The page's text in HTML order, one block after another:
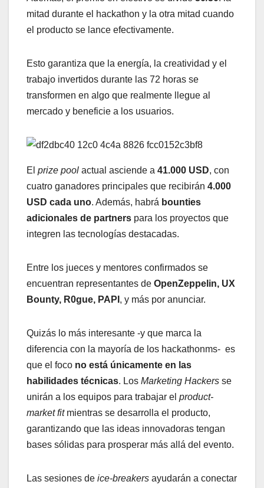
mitad durante el hackathon y la otra mitad cuando
el producto se lance efectivamente.
Esto garantiza que la energía, la creatividad y el
trabajo invertidos durante las 72 horas se
transformen en algo que realmente llegue al
mercado y beneficie a los usuarios.
El prize pool actual asciende a 41.000 USD, con
cuatro ganadores principales que recibirán 4.000
USD cada uno. Además, habrá bounties
adicionales de partners para los proyectos que
integren las tecnologías destacadas.
Entre los jueces y mentores confirmados se
encuentran representantes de OpenZeppelin, UX
Bounty, R0gue, PAPI , y más por anunciar.
Quizás lo más interesante -y que marca la
diferencia con la mayoría de los hackathonms- es
que el foco no está únicamente en las
habilidades técnicas. Los Marketing Hackers se
unirán a los equipos para trabajar el product-
market fitmientras se desarrolla el producto,
garantizando que las ideas innovadoras tengan
bases sólidas para prosperar más allá del evento.
Las sesiones de ice-breakers ayudarán a conectar